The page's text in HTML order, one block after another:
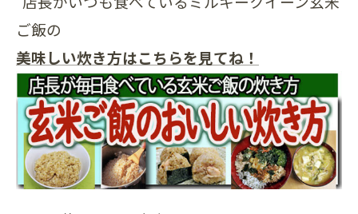
ご飯の
美味しい炊き方はこちらを見てね！